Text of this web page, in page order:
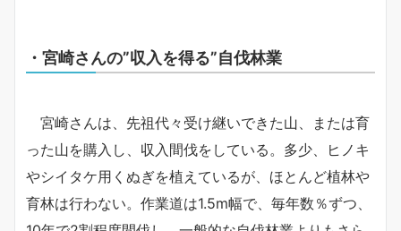
・宮崎さんの”収入を得る”自伐林業
宮崎さんは、先祖代々受け継いできた山、または育
った山を購入し、収入間伐をしている。多少、ヒノキ
やシイタケ用くぬぎを植えているが、ほとんど植林や
育林は行わない。作業道は1.5m幅で、毎年数％ずつ、